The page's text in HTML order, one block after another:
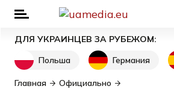
ДЛЯ УКРАИНЦЕВ ЗА РУБЕЖОМ:
Польша
Германия
Главная
Официально